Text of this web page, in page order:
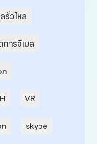
รั่วไหล
การอีเมล
VR
skype